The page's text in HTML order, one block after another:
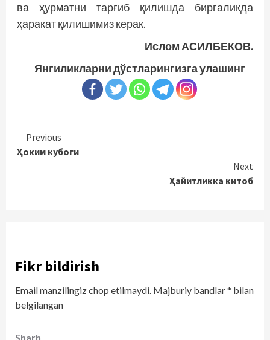
ва ҳурматни тарғиб қилишда биргаликда
ҳаракат қилишимиз керак.
Ислом АСИЛБЕКОВ.
Янгиликларни дўстларингизга улашинг
Continue
Reading
Previous
Ҳоким кубоги
Next
Ҳайитликка китоб
Fikr bildirish
Email manzilingiz chop etilmaydi. Majburiy bandlar* bilan
belgilangan
Sharh